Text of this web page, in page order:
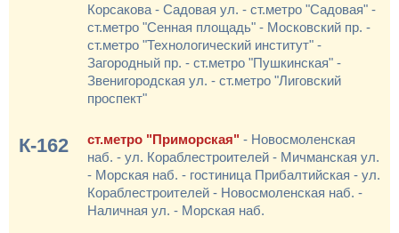
Корсакова - Садовая ул. - ст.метро "Садовая" -
ст.метро "Сенная площадь" - Московский пр. -
ст.метро "Технологический институт" -
Загородный пр. - ст.метро "Пушкинская" -
Звенигородская ул. - ст.метро "Лиговский
проспект"
К-162 ст.метро "Приморская" - Новосмоленская
наб. - ул. Кораблестроителей - Мичманская ул.
- Морская наб. - гостиница Прибалтийская - ул.
Кораблестроителей - Новосмоленская наб. -
Наличная ул. - Морская наб.